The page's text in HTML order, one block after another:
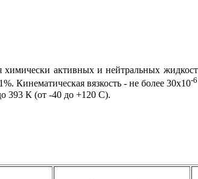
активных и нейтральных
Кинематическая вязкость - не более 30х10-6
393 К (от -40 до +120 С).